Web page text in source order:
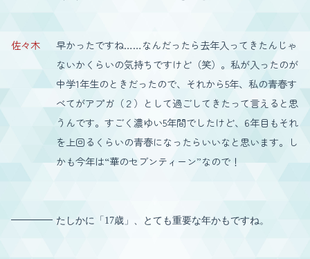
佐々木
早かったですね……なんだったら去年入ってきたんじゃ
ないかくらいの気持ちですけど（笑）。私が入ったのが
中学1年生のときだったので、それから5年、私の青春す
べてがアプガ（２）として過ごしてきたって言えると思
うんです。すごく濃ゆい5年間でしたけど、6年目もそれ
を上回るくらいの青春になったらいいなと思います。し
かも今年は“華のセブンティーン”なので！
たしかに「17歳」、とても重要な年かもですね。